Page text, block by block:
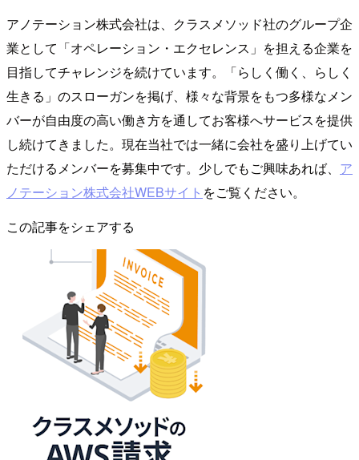
アノテーション株式会社は、クラスメソッド社のグループ企
業として「オペレーション・エクセレンス」を担える企業を
目指してチャレンジを続けています。「らしく働く、らしく
生きる」のスローガンを掲げ、様々な背景をもつ多様なメン
バーが自由度の高い働き方を通してお客様へサービスを提供
し続けてきました。現在当社では一緒に会社を盛り上げてい
ただけるメンバーを募集中です。少しでもご興味あれば、 ア
ノテーション株式会社WEBサイト をご覧ください。
この記事をシェアする